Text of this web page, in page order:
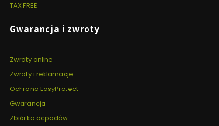
TAX FREE
Gwarancja i zwroty
Zwroty online
Zwroty i reklamacje
Ochrona EasyProtect
Gwarancja
Zbiórka odpadów